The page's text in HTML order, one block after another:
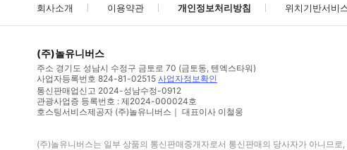
회사소개 이용약관 개인정보처리방침 위치기반서비
(주)놀유니버스
주소 경기도 성남시 수정구 금토로 70 (금토동, 텐엑스타워)
사업자등록번호 824-81-02515 사업자정보확인
통신판매업신고 2024-성남수정-0912
관광사업증 등록번호 : 제2024-000024호
호스팅서비스제공자 (주)놀유니버스｜ 대표이사 이철웅
(주)놀유니버스는 일부 상품의 통신판매중개자로서 통신판매의 당사자가 아니므